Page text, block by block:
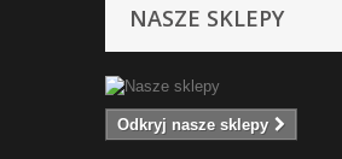
NASZE SKLEPY
Odkryj nasze sklepy